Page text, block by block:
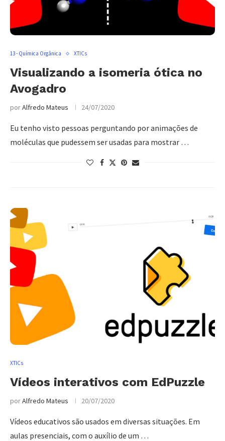
13 - Química Orgânica XTICs
Visualizando a isomeria ótica no
Avogadro
porAlfredo Mateus 24/07/2020
Eu tenho visto pessoas perguntando por animações de
moléculas que pudessem ser usadas para mostrar …
XTICs
Vídeos interativos com EdPuzzle
porAlfredo Mateus 20/07/2020
Vídeos educativos são usados em diversas situações. Em
aulas presenciais, com o auxílio de um …